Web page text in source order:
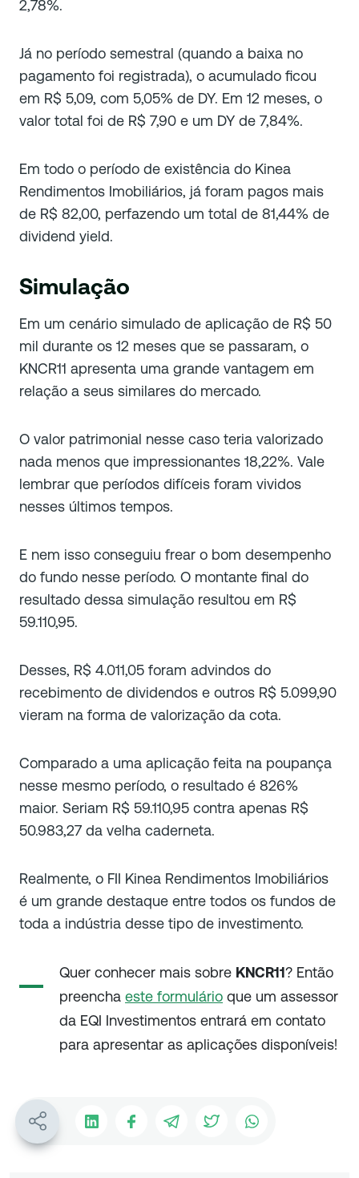
2,78%.
Já no período semestral (quando a baixa no
pagamento foi registrada), o acumulado ficou
em R$ 5,09, com 5,05% de DY. Em 12 meses, o
valor total foi de R$ 7,90 e um DY de 7,84%.
Em todo o período de existência do Kinea
Rendimentos Imobiliários, já foram pagos mais
de R$ 82,00, perfazendo um total de 81,44% de
dividend yield.
Simulação
Em um cenário simulado de aplicação de R$ 50
mil durante os 12 meses que se passaram, o
KNCR11 apresenta uma grande vantagem em
relação a seus similares do mercado.
O valor patrimonial nesse caso teria valorizado
nada menos que impressionantes 18,22%. Vale
lembrar que períodos difíceis foram vividos
nesses últimos tempos.
E nem isso conseguiu frear o bom desempenho
do fundo nesse período. O montante final do
resultado dessa simulação resultou em R$
59.110,95.
Desses, R$ 4.011,05 foram advindos do
recebimento de dividendos e outros R$ 5.099,90
vieram na forma de valorização da cota.
Comparado a uma aplicação feita na poupança
nesse mesmo período, o resultado é 826%
maior. Seriam R$ 59.110,95 contra apenas R$
50.983,27 da velha caderneta.
Realmente, o FII Kinea Rendimentos Imobiliários
é um grande destaque entre todos os fundos de
toda a indústria desse tipo de investimento.
Quer conhecer mais sobre KNCR11? Então
preencha este formulário que um assessor
da EQI Investimentos entrará em contato
para apresentar as aplicações disponíveis!